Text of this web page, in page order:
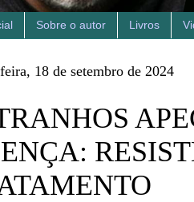
Sobre o autor Livros
18 de setembro de 2024